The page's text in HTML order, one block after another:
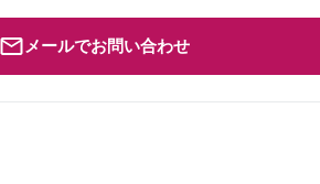
メールでお問い合わせ